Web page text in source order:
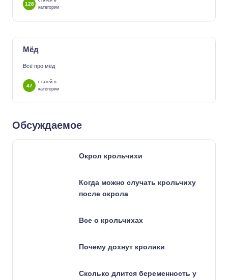
128
категории
Мёд
Всё про мёд
47
статей в
категории
Обсуждаемое
Окрол крольчихи
Когда можно случать крольчиху
после окрола
Все о крольчихах
Почему дохнут кролики
Сколько длится беременность у